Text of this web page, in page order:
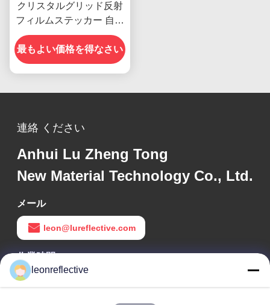
クリスタルグリッド反射
フィルムステッカー 自己
粘着格子反射ビニール 道
路標識用
最もよい価格を得なさい
連絡 ください
Anhui Lu Zheng Tong
New Material Technology Co., Ltd.
メール
leon@lureflective.com
作業時間
9:00-18:00
leonreflective